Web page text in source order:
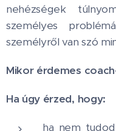
nehézségek
személyes
személyről van szó
Mikor érdemes
Ha úgy érzed, hogy:
ha nem